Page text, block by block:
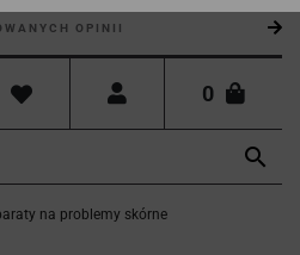
OPINII
0

na problemy skórne